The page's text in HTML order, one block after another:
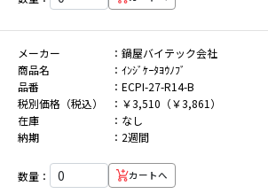
メーカー
鍋屋バイテック会社
商品名
ｲﾝｼﾞｹｰﾀﾖｳﾉﾌﾞ
品番
ECPI-27-R14-B
税別価格（税込）
￥3,510（￥3,861）
在庫
なし
納期
2週間
数量： カートへ